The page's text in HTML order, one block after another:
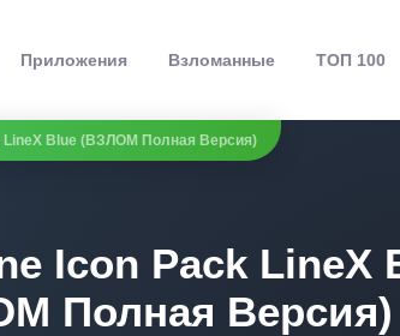
Приложения Взломанные ТОП 100
LineX Blue (ВЗЛОМ Полная Версия)
Icon Pack LineX
Полная Версия)